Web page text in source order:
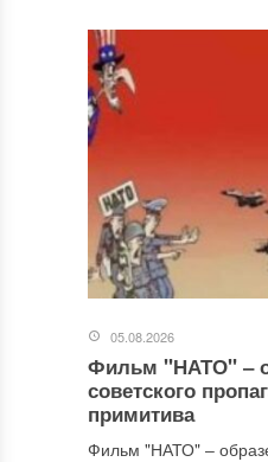
Ваш адрес email не будет
Комментарий*
05.08.2026
Фильм "НАТО" ‒
советского
примитива
Фильм "НАТО" ‒